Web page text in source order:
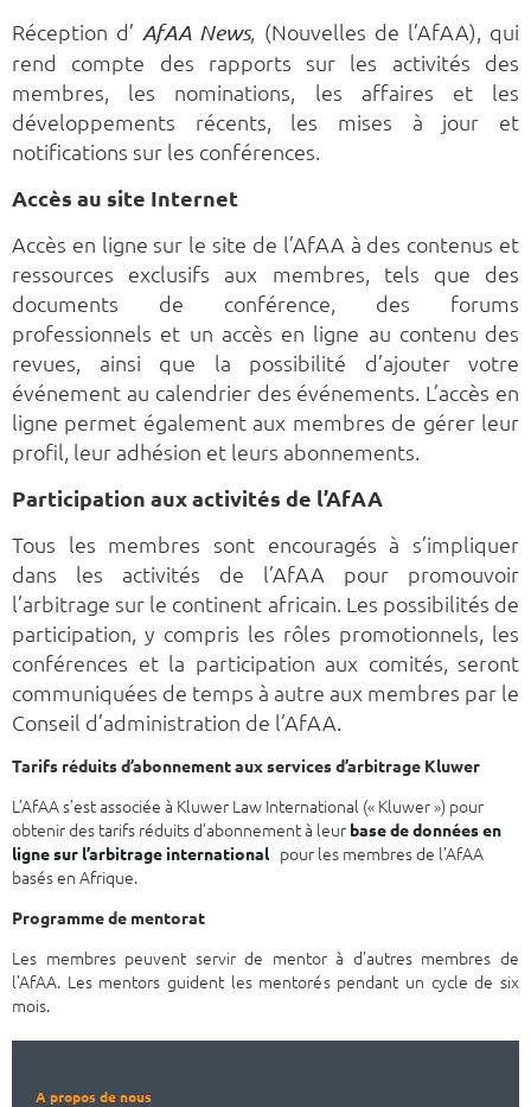
Réception d’ AfAA News, (Nouvelles de l’AfAA), qui
rend compte des rapports sur les activités des
membres, les nominations, les affaires et les
développements récents, les mises à jour et
notifications sur les conférences.
Accès au site Internet
Accès en ligne sur le site de l’AfAA à des contenus et
ressources exclusifs aux membres, tels que des
documents de conférence, des forums
professionnels et un accès en ligne au contenu des
revues, ainsi que la possibilité d’ajouter votre
événement au calendrier des événements. L’accès en
ligne permet également aux membres de gérer leur
profil, leur adhésion et leurs abonnements.
Participation aux activités de l’AfAA
Tous les membres sont encouragés à s’impliquer
dans les activités de l’AfAA pour promouvoir
l’arbitrage sur le continent africain. Les possibilités de
participation, y compris les rôles promotionnels, les
conférences et la participation aux comités, seront
communiquées de temps à autre aux membres par le
Conseil d’administration de l’AfAA.
Tarifs réduits d’abonnement aux services d’arbitrage Kluwer
L’AfAA s’est associée à Kluwer Law International (« Kluwer ») pour
obtenir des tarifs réduits d’abonnement à leur base de données en
ligne sur l’arbitrage internationalpour les membres de l’AfAA
basés en Afrique.
Programme de mentorat
Les membres peuvent servir de mentor à d’autres membres de
l’AfAA. Les mentors guident les mentorés pendant un cycle de six
mois.
A propos de nous